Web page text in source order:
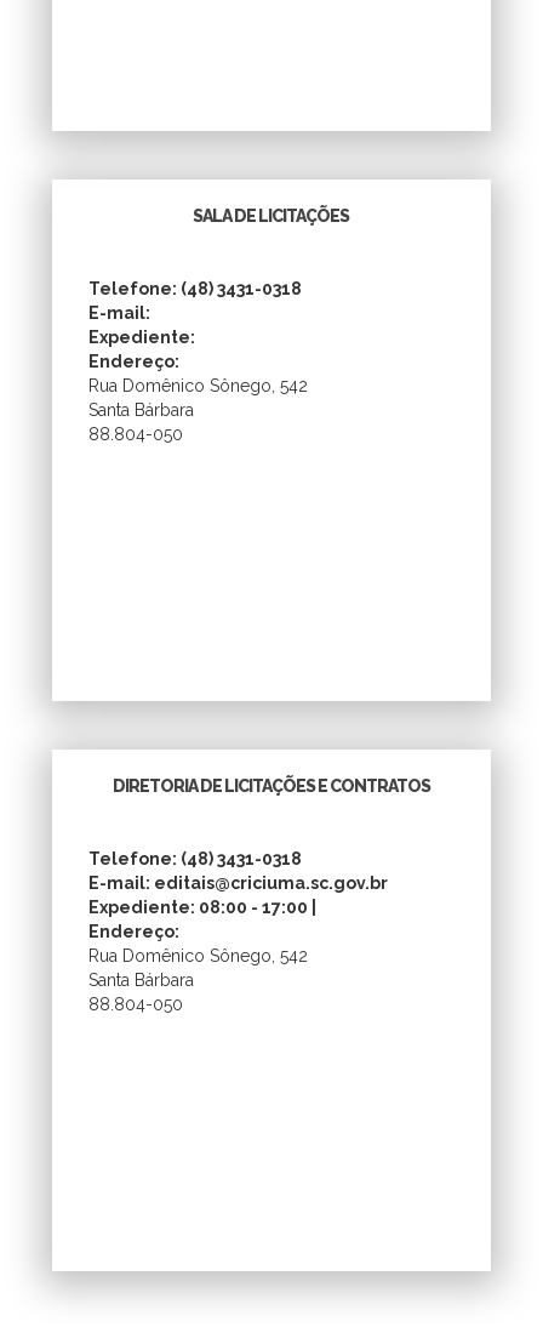
SALA DE LICITAÇÕES
Telefone: (48) 3431-0318
E-mail:
Expediente:
Endereço:
Rua Domênico Sônego, 542
Santa Bárbara
88.804-050
DIRETORIA DE LICITAÇÕES E CONTRATOS
Telefone: (48) 3431-0318
E-mail: editais@criciuma.sc.gov.br
Expediente: 08:00 - 17:00 |
Endereço:
Rua Domênico Sônego, 542
Santa Bárbara
88.804-050